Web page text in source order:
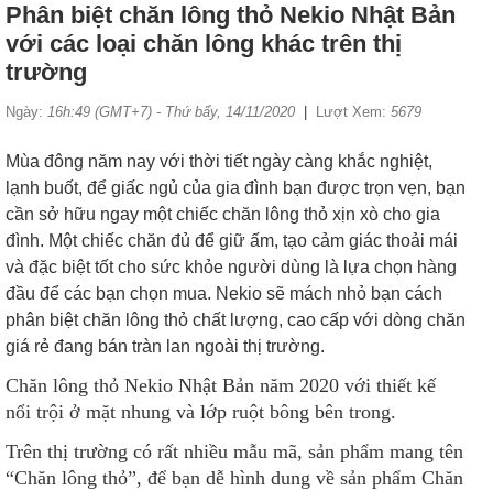
Phân biệt chăn lông thỏ Nekio Nhật Bản
với các loại chăn lông khác trên thị
trường
Ngày: 16h:49 (GMT+7) - Thứ bẩy, 14/11/2020 Lượt Xem: 5679
Mùa đông năm nay với thời tiết ngày càng khắc nghiệt,
lạnh buốt, để giấc ngủ của gia đình bạn được trọn vẹn, bạn
cần sở hữu ngay một chiếc chăn lông thỏ xịn xò cho gia
đình. Một chiếc chăn đủ để giữ ấm, tạo cảm giác thoải mái
và đặc biệt tốt cho sức khỏe người dùng là lựa chọn hàng
đầu để các bạn chọn mua. Nekio sẽ mách nhỏ bạn cách
phân biệt chăn lông thỏ chất lượng, cao cấp với dòng chăn
giá rẻ đang bán tràn lan ngoài thị trường.
Chăn lông thỏ Nekio Nhật Bản năm 2020 với thiết kế
nổi trội ở mặt nhung và lớp ruột bông bên trong.
Trên thị trường có rất nhiều mẫu mã, sản phẩm mang tên
“Chăn lông thỏ”, để bạn dễ hình dung về sản phẩm Chăn